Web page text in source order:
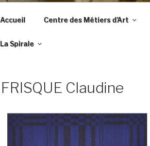
Accueil Centre des Métiers d’Art
La Spirale
FRISQUE Claudine